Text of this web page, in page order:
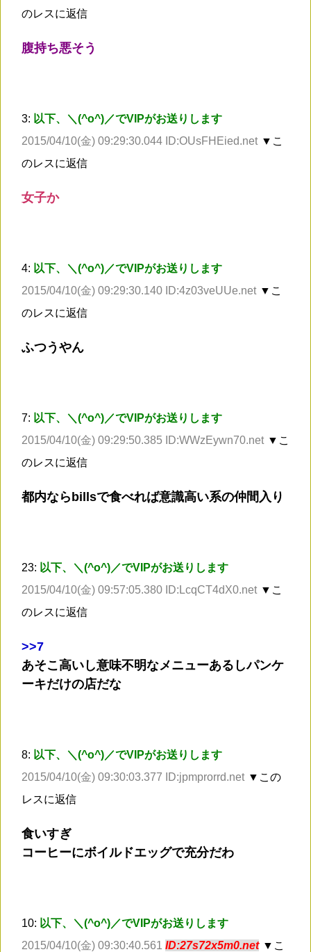
のレスに返信
腹持ち悪そう
3: 以下、＼(^o^)／でVIPがお送りします
2015/04/10(金) 09:29:30.044 ID:OUsFHEied.net ▼こ
のレスに返信
女子か
4: 以下、＼(^o^)／でVIPがお送りします
2015/04/10(金) 09:29:30.140 ID:4z03veUUe.net ▼こ
のレスに返信
ふつうやん
7: 以下、＼(^o^)／でVIPがお送りします
2015/04/10(金) 09:29:50.385 ID:WWzEywn70.net ▼こ
のレスに返信
都内ならbillsで食べれば意識高い系の仲間入り
23: 以下、＼(^o^)／でVIPがお送りします
2015/04/10(金) 09:57:05.380 ID:LcqCT4dX0.net ▼こ
のレスに返信
>>7
あそこ高いし意味不明なメニューあるしパンケ
ーキだけの店だな
8: 以下、＼(^o^)／でVIPがお送りします
2015/04/10(金) 09:30:03.377 ID:jpmprorrd.net ▼この
レスに返信
食いすぎ
コーヒーにボイルドエッグで充分だわ
10: 以下、＼(^o^)／でVIPがお送りします
2015/04/10(金) 09:30:40.561 ID:27s72x5m0.net ▼こ